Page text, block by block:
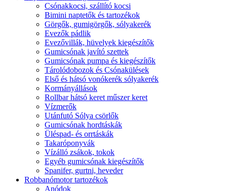
Csónakkocsi, szállító kocsi
Bimini naptetők és tartozékok
Görgők, gumigörgők, sólyakerék
Evezők pádlik
Evezővillák, hüvelyek kiegészítők
Gumicsónak javító szettek
Gumicsónak pumpa és kiegészítők
Tárolódobozok és Csónakülések
Első és hátsó vonókerék sólyakerék
Kormányállások
Rollbar hátsó keret műszer keret
Vízmerők
Utánfutó Sólya csörlők
Gumicsónak hordtáskák
Üléspad- és orrtáskák
Takaróponyvák
Vízálló zsákok, tokok
Egyéb gumicsónak kiegészítők
Spanifer, gurtni, heveder
Robbanómotor tartozékok
Anódok